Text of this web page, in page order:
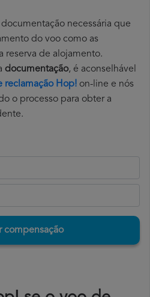
necessária que
do voo como as
reserva de alojamento.
documentação, é aconselhável
reclamação Hop! on-line e nós
o processo para obter a
compensação